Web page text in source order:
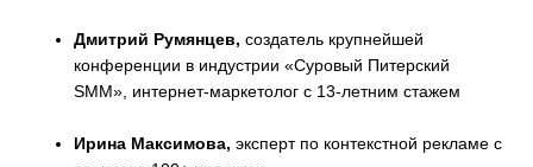
Дмитрий Румянцев, создатель крупнейшей
конференции в индустрии «Суровый Питерский
SMM», интернет-маркетолог с 13-летним стажем
Ирина Максимова,эксперт по контекстной рекламе с